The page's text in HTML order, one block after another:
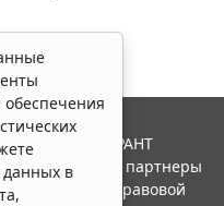
данных в
Система ГАРАНТ
"Гарант" и ее партнеры
ассоциации правовой